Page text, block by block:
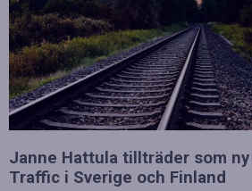
Janne Hattula tillträder som
Traffic i Sverige och Finland